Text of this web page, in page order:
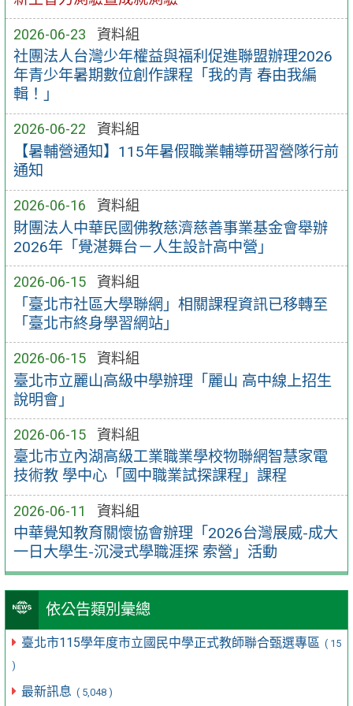
2026-06-23 資料組
社團法人台灣少年權益與福利促進聯盟辦理2026
年青少年暑期數位創作課程「我的青 春由我編
輯！」
2026-06-22 資料組
【暑輔營通知】115年暑假職業輔導研習營隊行前
通知
2026-06-16 資料組
財團法人中華民國佛教慈濟慈善事業基金會舉辦
2026年「覺湛舞台－人生設計高中營」
2026-06-15 資料組
「臺北市社區大學聯網」相關課程資訊已移轉至
「臺北市終身學習網站」
2026-06-15 資料組
臺北市立麗山高級中學辦理「麗山 高中線上招生
說明會」
2026-06-15 資料組
臺北市立內湖高級工業職業學校物聯網智慧家電
技術教 學中心「國中職業試探課程」課程
2026-06-11 資料組
中華覺知教育關懷協會辦理「2026台灣展威-成大
一日大學生-沉浸式學職涯探 索營」活動
依公告類別彙總
臺北市115學年度市立國民中學正式教師聯合甄選專區 ( 15
)
最新訊息 ( 5,048 )